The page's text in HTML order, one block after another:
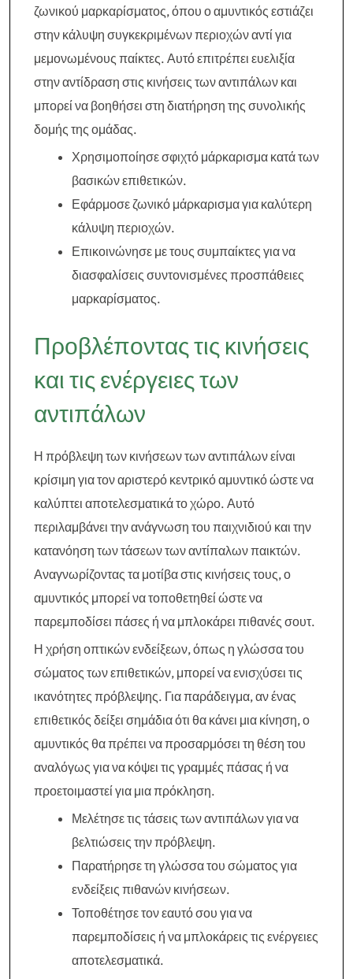
ζωνικού μαρκαρίσματος, όπου ο αμυντικός εστιάζει
στην κάλυψη συγκεκριμένων περιοχών αντί για
μεμονωμένους παίκτες. Αυτό επιτρέπει ευελιξία
στην αντίδραση στις κινήσεις των αντιπάλων και
μπορεί να βοηθήσει στη διατήρηση της συνολικής
δομής της ομάδας.
Χρησιμοποίησε σφιχτό μάρκαρισμα κατά των
βασικών επιθετικών.
Εφάρμοσε ζωνικό μάρκαρισμα για καλύτερη
κάλυψη περιοχών.
Επικοινώνησε με τους συμπαίκτες για να
διασφαλίσεις συντονισμένες προσπάθειες
μαρκαρίσματος.
Προβλέποντας τις κινήσεις
και τις ενέργειες των
αντιπάλων
Η πρόβλεψη των κινήσεων των αντιπάλων είναι
κρίσιμη για τον αριστερό κεντρικό αμυντικό ώστε να
καλύπτει αποτελεσματικά το χώρο. Αυτό
περιλαμβάνει την ανάγνωση του παιχνιδιού και την
κατανόηση των τάσεων των αντίπαλων παικτών.
Αναγνωρίζοντας τα μοτίβα στις κινήσεις τους, ο
αμυντικός μπορεί να τοποθετηθεί ώστε να
παρεμποδίσει πάσες ή να μπλοκάρει πιθανές σουτ.
Η χρήση οπτικών ενδείξεων, όπως η γλώσσα του
σώματος των επιθετικών, μπορεί να ενισχύσει τις
ικανότητες πρόβλεψης. Για παράδειγμα, αν ένας
επιθετικός δείξει σημάδια ότι θα κάνει μια κίνηση, ο
αμυντικός θα πρέπει να προσαρμόσει τη θέση του
αναλόγως για να κόψει τις γραμμές πάσας ή να
προετοιμαστεί για μια πρόκληση.
Μελέτησε τις τάσεις των αντιπάλων για να
βελτιώσεις την πρόβλεψη.
Παρατήρησε τη γλώσσα του σώματος για
ενδείξεις πιθανών κινήσεων.
Τοποθέτησε τον εαυτό σου για να
παρεμποδίσεις ή να μπλοκάρεις τις ενέργειες
αποτελεσματικά.